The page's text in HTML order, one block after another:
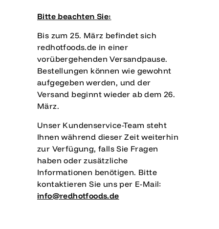
Bitte beachten Sie:
Bis zum 25. März befindet sich
redhotfoods.de in einer
vorübergehenden Versandpause.
Bestellungen können wie gewohnt
aufgegeben werden, und der
Versand beginnt wieder ab dem 26.
März.
Unser Kundenservice-Team steht
Ihnen während dieser Zeit weiterhin
zur Verfügung, falls Sie Fragen
haben oder zusätzliche
Informationen benötigen. Bitte
kontaktieren Sie uns per E-Mail:
info@redhotfoods.de